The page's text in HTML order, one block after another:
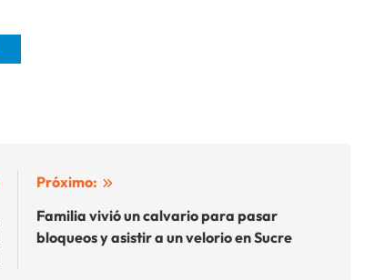
Próximo:
Familia vivió un calvario para pasar
bloqueos y asistir a un velorio en Sucre